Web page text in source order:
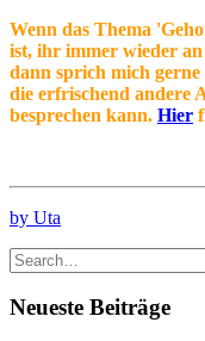
Wenn das Thema
ist, ihr immer wieder an
dann sprich mich
die erfrischend andere
besprechen kann. Hier
by Uta
Neueste Beiträge